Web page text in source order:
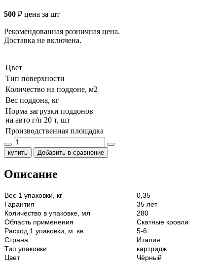
500 ₽ цена за шт
Рекомендованная розничная цена.
Доставка не включена.
Цвет
Тип поверхности
Количество на поддоне, м2
Вес поддона, кг
Норма загрузки поддонов
на авто г/п 20 т, шт
Производственная площадка
купить Добавить в сравнение
Описание
Вес 1 упаковки, кг
0,35
Гарантия
35 лет
Количество в упаковке, мл
280
Область применения
Скатные кровли
Расход 1 упаковки, м. кв.
5-6
Страна
Италия
Тип упаковки
картридж
Цвет
Чёрный